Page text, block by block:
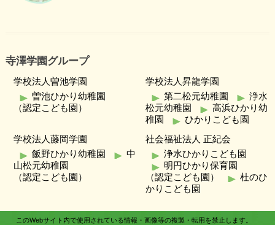
寺澤学園グループ
学校法人曽池学園
曽池ひかり幼稚園
（認定こども園）
学校法人昇龍学園
第二松元幼稚園
浄水
松元幼稚園
高浜ひかり幼
稚園
ひかりこども園
学校法人藤岡学園
飯野ひかり幼稚園
中
山松元幼稚園
（認定こども園）
社会福祉法人 正紀会
浄水ひかりこども園
明円ひかり保育園
（認定こども園）
杜のひ
かりこども園
このWebサイト内で使用されている情報・画像等の複製・転用を禁止します。